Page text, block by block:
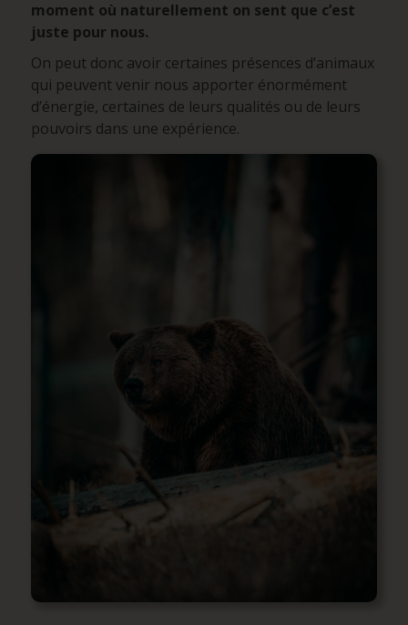
moment où naturellement on sent que c’est
juste pour nous.
On peut donc avoir certaines présences d’animaux
qui peuvent venir nous apporter énormément
d’énergie, certaines de leurs qualités ou de leurs
pouvoirs dans une expérience.